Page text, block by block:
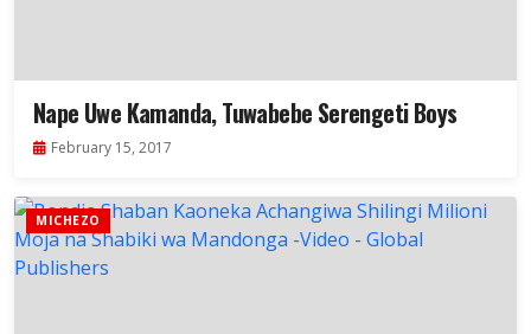
Nape Uwe Kamanda, Tuwabebe Serengeti Boys
February 15, 2017
MICHEZO